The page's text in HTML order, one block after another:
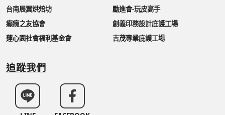
台南展翼烘焙坊
勵進會-玩皮高手
癲癇之友協會
創義印務設計庇護工場
蓮心園社會福利基金會
吉茂專業庇護工場
追蹤我們